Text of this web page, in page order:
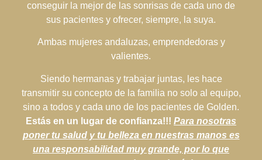
conseguir la mejor de las sonrisas de cada uno de
sus pacientes y ofrecer, siempre, la suya.
Ambas mujeres andaluzas, emprendedoras y
valientes.
Siendo hermanas y trabajar juntas, les hace
transmitir su concepto de la familia no solo al equipo,
sino a todos y cada uno de los pacientes de Golden.
Estás en un lugar de confianza!!! Para nosotras
poner tu salud y tu belleza en nuestras manos es
una responsabilidad muy grande, por lo que